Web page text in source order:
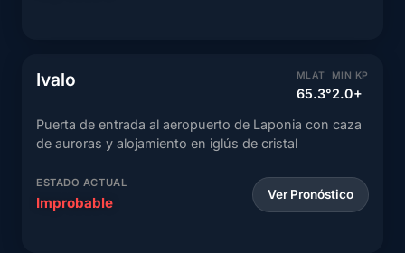
Ivalo MLAT
65.3°
MIN KP
2.0+
Puerta de entrada al aeropuerto de Laponia con caza
de auroras y alojamiento en iglús de cristal
ESTADO ACTUAL
Improbable Ver Pronóstico